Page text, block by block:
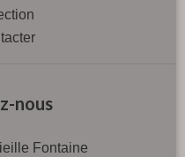
nous
Fontaine